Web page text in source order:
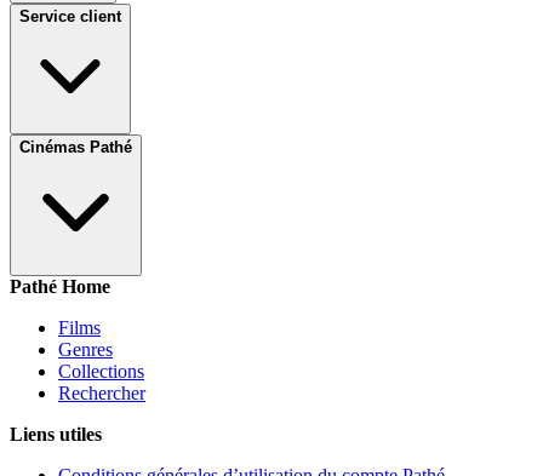
Service client
Cinémas Pathé
Pathé Home
Films
Genres
Collections
Rechercher
Liens utiles